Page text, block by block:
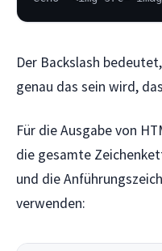
Der Backslash
genau das sein wird,
Für die Ausgabe von
die gesamte
und die
verwenden: